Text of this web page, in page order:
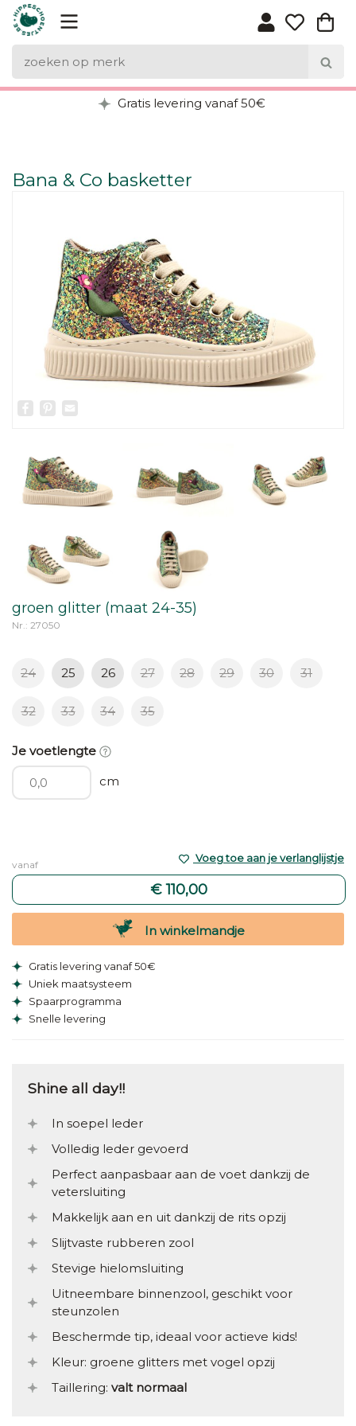
Gratis levering vanaf 50€
Bana & Co basketter
Facebook
Pinterest
groen glitter (maat 24-35)
Nr.: 27050
24 25 26 27 28 29 30 31
32 33 34 35
Je voetlengte
cm
vanaf
€ 110,00
Voeg toe aan je verlanglijstje
In winkelmandje
Gratis levering vanaf 50€
Uniek maatsysteem
Spaarprogramma
Snelle levering
Shine all day!!
In soepel leder
Volledig leder gevoerd
Perfect aanpasbaar aan de voet dankzij de
vetersluiting
Makkelijk aan en uit dankzij de rits opzij
Slijtvaste rubberen zool
Stevige hielomsluiting
Uitneembare binnenzool, geschikt voor
steunzolen
Beschermde tip, ideaal voor actieve kids!
Kleur: groene glitters met vogel opzij
Taillering: valt normaal